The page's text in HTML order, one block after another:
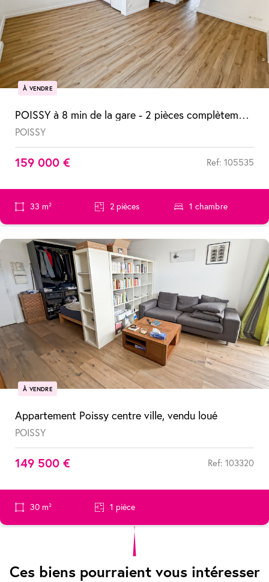
À VENDRE
POISSY à 8 min de la gare - 2 pièces complètement refait à neuf
POISSY
159 000 € Ref: 105535
33 m² 2 pièces 1 chambre
À VENDRE
Appartement Poissy centre ville, vendu loué
POISSY
149 500 € Ref: 103320
30 m² 1 pièce
Ces biens pourraient vous intéresser